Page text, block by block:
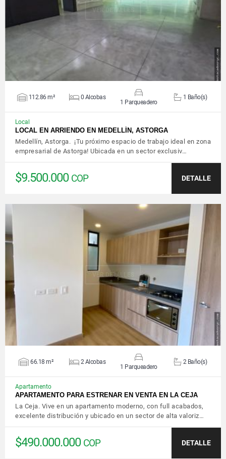
VER DETALLES
112.86 m² 0 Alcobas
1 Parqueadero
1 Baño(s)
Local
LOCAL EN ARRIENDO EN MEDELLÍN, ASTORGA
Medellín, Astorga. ¡Tu próximo espacio de trabajo ideal en zona
empresarial de Astorga! Ubicada en un sector exclusiv…
$9.500.000 COP DETALLE
VER DETALLES
66.18 m² 2 Alcobas
1 Parqueadero
2 Baño(s)
Apartamento
APARTAMENTO PARA ESTRENAR EN VENTA EN LA CEJA
La Ceja. Vive en un apartamento moderno, con full acabados,
excelente distribución y ubicado en un sector de alta valoriz…
$490.000.000 COP DETALLE